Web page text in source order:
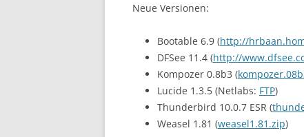
Neue Versionen:
Bootable 6.9 (http://
DFSee 11.4 (http://
Kompozer 0.8b3 (
Lucide 1.3.5 (Netlabs: FTP)
Thunderbird 10.0.7 ESR (
Weasel 1.81 (weasel1.81.zip)